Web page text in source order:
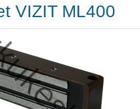
VIZIT ML400